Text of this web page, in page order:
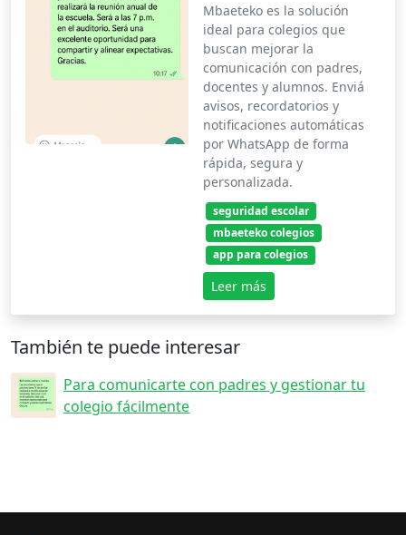
Mbaeteko es la solución
ideal para colegios que
buscan mejorar la
comunicación con padres,
docentes y alumnos. Enviá
avisos, recordatorios y
notificaciones automáticas
por WhatsApp de forma
rápida, segura y
personalizada.
seguridad escolar
mbaeteko colegios
app para colegios
Leer más
También te puede interesar
Para comunicarte con padres y gestionar tu
colegio fácilmente